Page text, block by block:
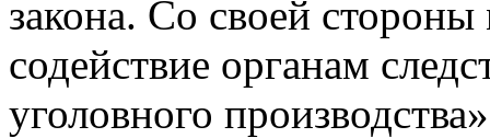
закона. Со своей
содействие органам
уголовного